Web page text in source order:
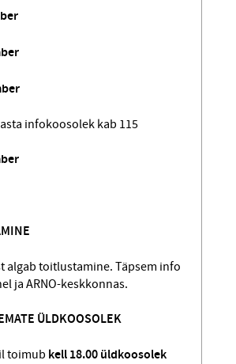
infokoosolek kab 115
algab toitlustamine. Täpsem info
ja ARNO-keskkonnas.
ÜLDKOOSOLEK
toimub kell 18.00üldkoosolek